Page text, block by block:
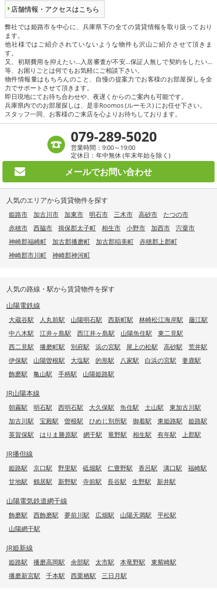
店舗情報・アクセスはこちら
弊社では姫路市を中心に、兵庫県下の全ての賃貸情報を取り扱っており
ます。
他社様ではご紹介されていないような物件も沢山ご紹介させて頂きま
す。
又、初期費用を抑えたい…入居審査が不安…保証人無しで契約をしたい…
等、お困りごとは何でもお気軽にご相談下さい。
物件情報量はもちろんのこと、自慢の提案力でお客様のお部屋探しを全
力でサポートさせて頂きます。
即日現地にてお待ち合わせや、夜遅くからのご案内も可能です。
兵庫県内でのお部屋探しは、是非Roomos (ルーモス) にお任せ下さい。
スタッフ一同、お客様のご来店を心よりお待ちしております。
079-289-5020
営業時間：9:00～19:00
定休日：年中無休 (年末年始を除く)
メールでお問い合わせ
人気のエリアから賃貸物件を探す
姫路市 加古川市 加東市 明石市 三木市 高砂市
たつの市
赤穂市
西脇市 揖保郡太子町 相生市 小野市 加西市
宍粟市
神崎郡福崎町
加古郡播磨町 加古郡稲美町
赤穂郡上郡町
神崎郡市川町
神崎郡神河町
人気の路線・駅から賃貸物件を探す
山陽電鉄線
大蔵谷駅 人丸前駅 山陽明石駅 西新町駅 林崎松江海岸駅
藤江駅
中八木駅
江井ヶ島駅 西江井ヶ島駅 山陽魚住駅
東二見駅
西二見駅
播磨町駅 別府駅 浜の宮駅 尾上の松駅 高砂駅
荒井駅
伊保駅
山陽曽根駅 大塩駅 的形駅 八家駅 白浜の宮駅
妻鹿駅
飾磨駅
亀山駅 手柄駅 山陽姫路駅
JR山陽本線
朝霧駅 明石駅 西明石駅 大久保駅 魚住駅 土山駅
東加古川駅
加古川駅
宝殿駅 曽根駅 ひめじ別所駅 御着駅 東姫路駅
姫路駅
英賀保駅
はりま勝原駅 網干駅 竜野駅 相生駅 有年駅 上郡駅
JR播但線
姫路駅 京口駅 野里駅 砥堀駅 仁豊野駅 香呂駅 溝口駅
福崎駅
甘地駅
鶴居駅 新野駅 寺前駅 長谷駅 生野駅 新井駅
山陽電気鉄道網干線
飾磨駅 西飾磨駅 夢前川駅 広畑駅 山陽天満駅
平松駅
山陽網干駅
JR姫新線
姫路駅 播磨高岡駅 余部駅 太市駅 本竜野駅
東觜崎駅
播磨新宮駅
千本駅 西栗栖駅 三日月駅